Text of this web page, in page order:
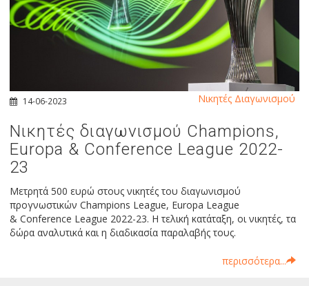
14-06-2023
Νικητές διαγωνισμού Champions,
Europa & Conference League 2022-
23
Μετρητά 500 ευρώ στους νικητές του διαγωνισμού
προγνωστικών Champions League, Europa League
& Conference League 2022-23. Η τελική κατάταξη, οι νικητές, τα
δώρα αναλυτικά και η διαδικασία παραλαβής τους.
περισσότερα...
Νικητές Διαγωνισμού